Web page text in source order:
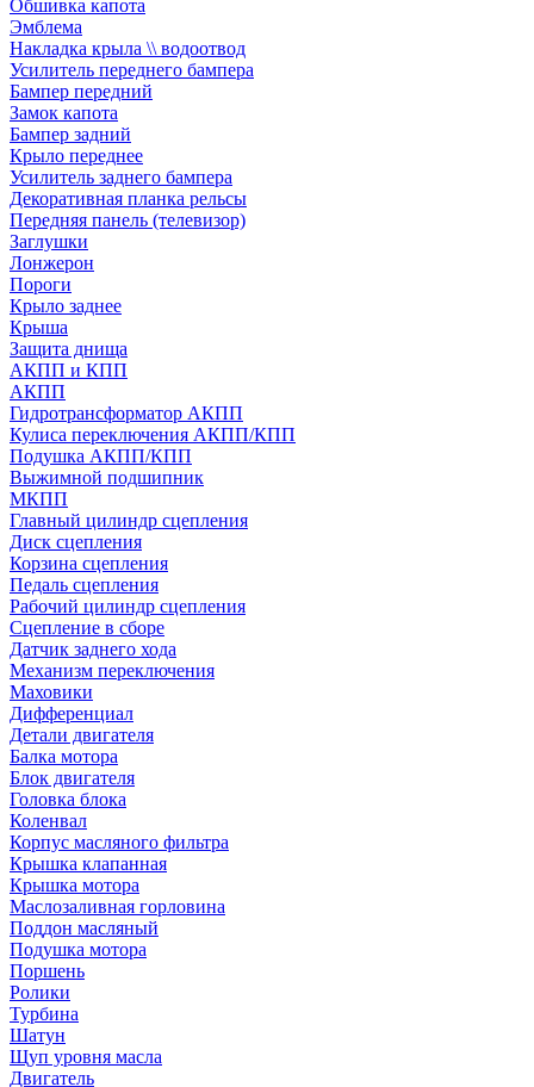
Обшивка капота
Эмблема
Накладка крыла \\ водоотвод
Усилитель переднего бампера
Бампер передний
Замок капота
Бампер задний
Крыло переднее
Усилитель заднего бампера
Декоративная планка рельсы
Передняя панель (телевизор)
Заглушки
Лонжерон
Пороги
Крыло заднее
Крыша
Защита днища
АКПП и КПП
АКПП
Гидротрансформатор АКПП
Кулиса переключения АКПП/КПП
Подушка АКПП/КПП
Выжимной подшипник
МКПП
Главный цилиндр сцепления
Диск сцепления
Корзина сцепления
Педаль сцепления
Рабочий цилиндр сцепления
Сцепление в сборе
Датчик заднего хода
Механизм переключения
Маховики
Дифференциал
Детали двигателя
Балка мотора
Блок двигателя
Головка блока
Коленвал
Корпус масляного фильтра
Крышка клапанная
Крышка мотора
Маслозаливная горловина
Поддон масляный
Подушка мотора
Поршень
Ролики
Турбина
Шатун
Щуп уровня масла
Двигатель